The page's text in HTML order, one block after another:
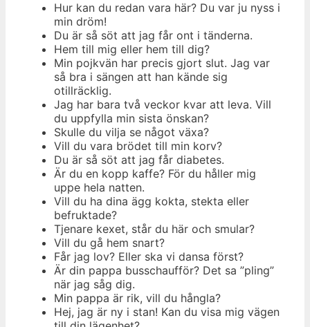
Hur kan du redan vara här? Du var ju nyss i
min dröm!
Du är så söt att jag får ont i tänderna.
Hem till mig eller hem till dig?
Min pojkvän har precis gjort slut. Jag var
så bra i sängen att han kände sig
otillräcklig.
Jag har bara två veckor kvar att leva. Vill
du uppfylla min sista önskan?
Skulle du vilja se något växa?
Vill du vara brödet till min korv?
Du är så söt att jag får diabetes.
Är du en kopp kaffe? För du håller mig
uppe hela natten.
Vill du ha dina ägg kokta, stekta eller
befruktade?
Tjenare kexet, står du här och smular?
Vill du gå hem snart?
Får jag lov? Eller ska vi dansa först?
Är din pappa busschaufför? Det sa ”pling”
när jag såg dig.
Min pappa är rik, vill du hångla?
Hej, jag är ny i stan! Kan du visa mig vägen